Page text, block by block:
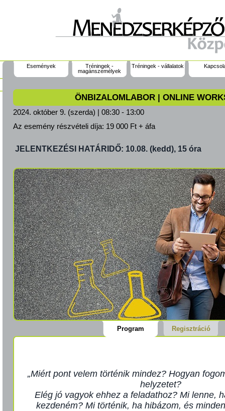
Események
Tréningek -
magánszemélyek
Tréningek - vállalatok
ÖNBIZALOMLABOR | ONLINE
2024. október 9. (szerda) | 08:30 - 13:00
Az esemény részvételi díja: 19 000 Ft + áfa
JELENTKEZÉSI HATÁRIDŐ: 10.08. (kedd), 15 óra
Program Regisztráció
„Miért pont velem történik mindez? Hogyan
helyzetet?
Elég jó vagyok ehhez a feladathoz? Mi lenne,
kezdeném? Mi történik, ha hibázom, és